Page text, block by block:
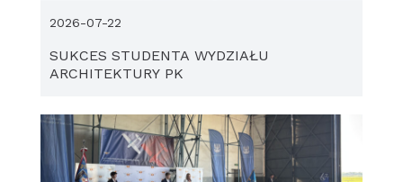
SUKCES STUDENTA WYDZIAŁU
ARCHITEKTURY PK
2026-07-22